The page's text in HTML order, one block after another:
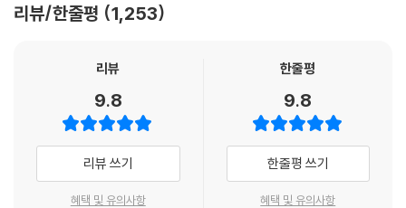
리뷰/한줄평 1,253
리뷰
9.8
리뷰 쓰기
혜택 및 유의사항
한줄평
9.8
한줄평 쓰기
혜택 및 유의사항